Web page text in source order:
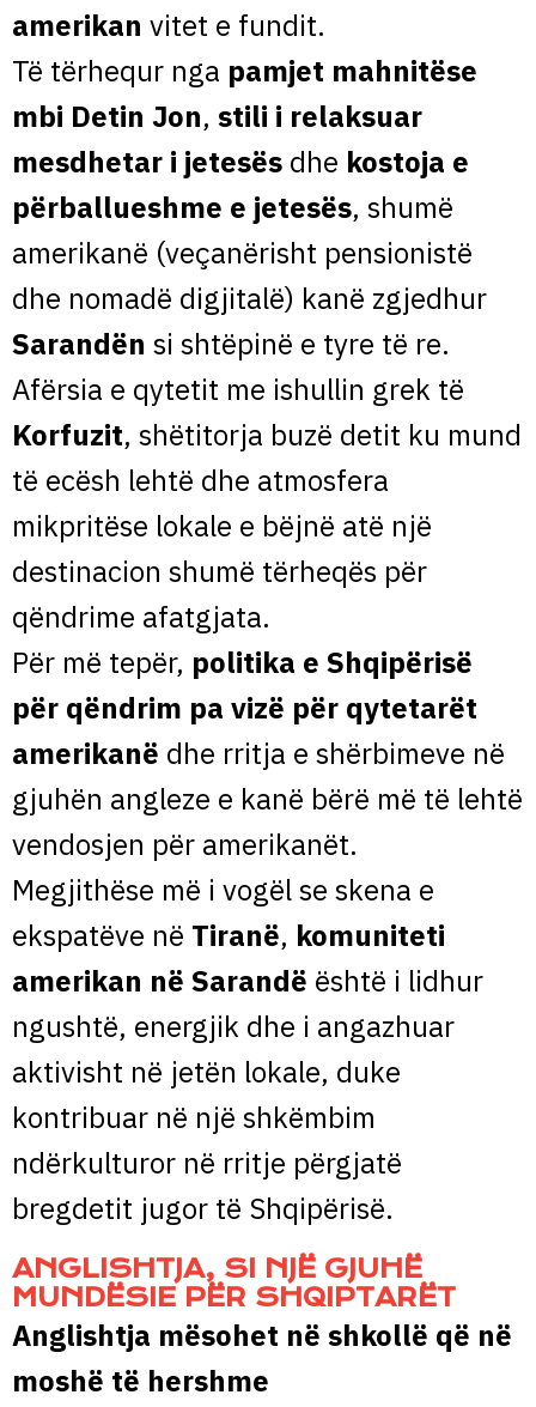
amerikan vitet e fundit.
Të tërhequr nga pamjet mahnitëse
mbi Detin Jon, stili i relaksuar
mesdhetar i jetesës dhe kostoja e
përballueshme e jetesës, shumë
amerikanë (veçanërisht pensionistë
dhe nomadë digjitalë) kanë zgjedhur
Sarandën si shtëpinë e tyre të re.
Afërsia e qytetit me ishullin grek të
Korfuzit, shëtitorja buzë detit ku mund
të ecësh lehtë dhe atmosfera
mikpritëse lokale e bëjnë atë një
destinacion shumë tërheqës për
qëndrime afatgjata.
Për më tepër, politika e Shqipërisë
për qëndrim pa vizë për qytetarët
amerikanë dhe rritja e shërbimeve në
gjuhën angleze e kanë bërë më të lehtë
vendosjen për amerikanët.
Megjithëse më i vogël se skena e
ekspatëve në Tiranë, komuniteti
amerikan në Sarandë është i lidhur
ngushtë, energjik dhe i angazhuar
aktivisht në jetën lokale, duke
kontribuar në një shkëmbim
ndërkulturor në rritje përgjatë
bregdetit jugor të Shqipërisë.
ANGLISHTJA, SI NJË GJUHË
MUNDËSIE PËR SHQIPTARËT
Anglishtja mësohet në shkollë që në
moshë të hershme